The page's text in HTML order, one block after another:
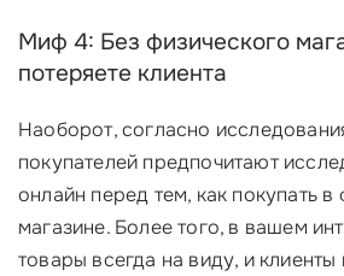
Миф 4: Без физического
потеряете клиента
Наоборот, согласно
покупателей предпочитают
онлайн перед тем, как покупать в
магазине. Более того, в вашем
товары всегда на виду, и клиенты